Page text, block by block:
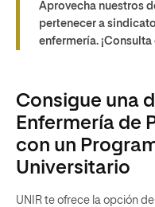
Aprovecha nuestros
pertenecer a
enfermería. ¡Consulta
Consigue una
Enfermería de
con un
Universitario
UNIR te ofrece la opción